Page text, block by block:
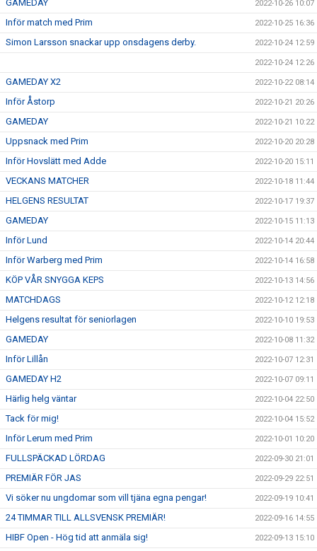
GAMEDAY 2022-10-26 10:07
Inför match med Prim 2022-10-25 16:36
Simon Larsson snackar upp onsdagens derby. 2022-10-24 12:59
2022-10-24 12:26
GAMEDAY X2 2022-10-22 08:14
Inför Åstorp 2022-10-21 20:26
GAMEDAY 2022-10-21 10:22
Uppsnack med Prim 2022-10-20 20:28
Inför Hovslätt med Adde 2022-10-20 15:11
VECKANS MATCHER 2022-10-18 11:44
HELGENS RESULTAT 2022-10-17 19:37
GAMEDAY 2022-10-15 11:13
Inför Lund 2022-10-14 20:44
Inför Warberg med Prim 2022-10-14 16:58
KÖP VÅR SNYGGA KEPS 2022-10-13 14:56
MATCHDAGS 2022-10-12 12:18
Helgens resultat för seniorlagen 2022-10-10 19:53
GAMEDAY 2022-10-08 11:32
Inför Lillån 2022-10-07 12:31
GAMEDAY H2 2022-10-07 09:11
Härlig helg väntar 2022-10-04 22:50
Tack för mig! 2022-10-04 15:52
Inför Lerum med Prim 2022-10-01 10:20
FULLSPÄCKAD LÖRDAG 2022-09-30 21:01
PREMIÄR FÖR JAS 2022-09-29 22:51
Vi söker nu ungdomar som vill tjäna egna pengar! 2022-09-19 10:41
24 TIMMAR TILL ALLSVENSK PREMIÄR! 2022-09-16 14:55
HIBF Open - Hög tid att anmäla sig! 2022-09-13 15:10